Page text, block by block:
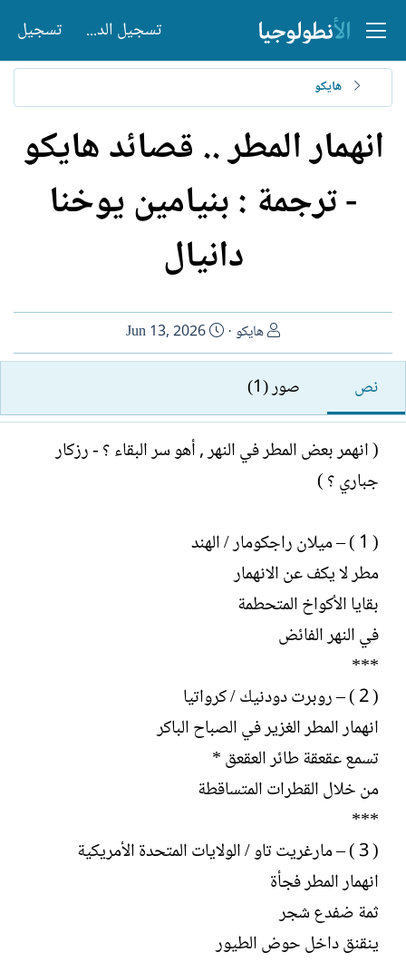
تسجيل الدخول تسجيل
هايكو
انهمار المطر .. قصائد هايكو
- ترجمة : بنيامين يوخنا
دانيال
ا
ل
ك
ا
ت
ب
هايكو
ت
ا
خ
ا
Jun 13, 2026
نص صور (1)
( انهمر بعض المطر في النهر , أهو سر البقاء ؟ - رزكار
جباري ؟ )
( 1 ) – ميلان راجكومار / الهند
مطر لا يكف عن الانهمار
بقايا الأكواخ المتحطمة
في النهر الفائض
***
( 2 ) – روبرت دودنيك / كرواتيا
انهمار المطر الغزير في الصباح الباكر
تسمع عقعقة طائر العقعق *
من خلال القطرات المتساقطة
***
( 3 ) – مارغريت تاو / الولايات المتحدة الأمريكية
انهمار المطر فجأة
ثمة ضفدع شجر
ينقنق داخل حوض الطيور